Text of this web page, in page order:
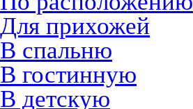
Для прихожей
В спальню
В гостинную
В детскую